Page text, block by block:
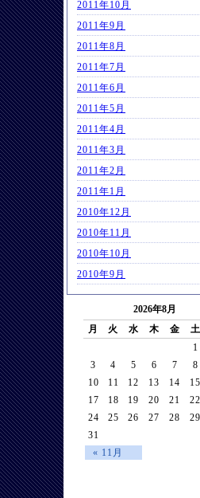
2011年10月
2011年9月
2011年8月
2011年7月
2011年6月
2011年5月
2011年4月
2011年3月
2011年2月
2011年1月
2010年12月
2010年11月
2010年10月
2010年9月
2026年8月
月
火 水 木 金 土
« 11月
1
3
4 5 6 7 8
10
11 12 13 14 15
17
18 19 20 21 22
24
25 26 27 28 29
31